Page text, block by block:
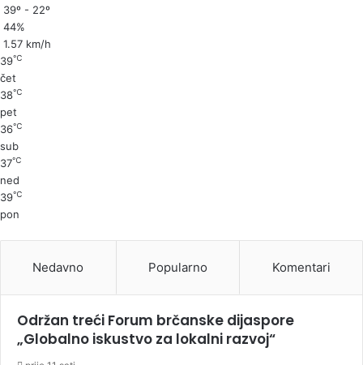
39º - 22º
44%
1.57 km/h
39℃
čet
38℃
pet
36℃
sub
37℃
ned
39℃
pon
Nedavno Popularno Komentari
Održan treći Forum brčanske dijaspore
„Globalno iskustvo za lokalni razvoj“